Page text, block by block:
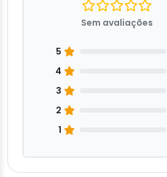
Sem avaliações
5
4
3
2
1